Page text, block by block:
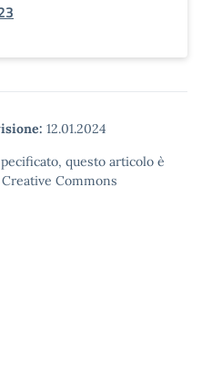
12.01.2024
questo articolo è
Commons